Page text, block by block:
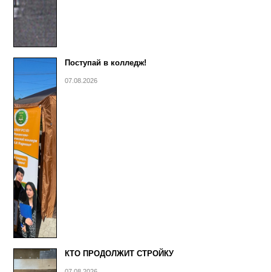
Поступай в колледж!
07.08.2026
КТО ПРОДОЛЖИТ СТРОЙКУ